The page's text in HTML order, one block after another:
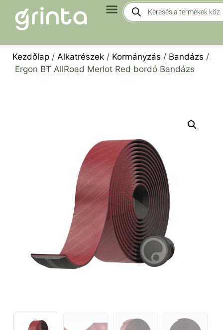
Kezdőlap / Alkatrészek / Kormányzás / Bandázs /
Ergon BT AllRoad Merlot Red bordó Bandázs